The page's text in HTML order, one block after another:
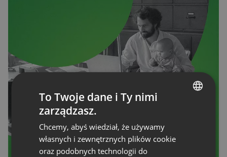
FRENCH
To Twoje dane i Ty nimi
zarządzasz.
Chcemy, abyś wiedział, że używamy
własnych i zewnętrznych plików cookie
oraz podobnych technologii do